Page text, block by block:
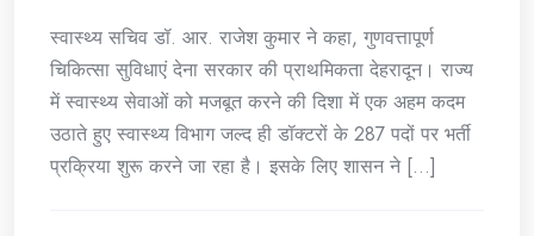
स्वास्थ्य सचिव डॉ. आर. राजेश कुमार ने कहा, गुणवत्तापूर्ण
चिकित्सा सुविधाएं देना सरकार की प्राथमिकता देहरादून। राज्य
में स्वास्थ्य सेवाओं को मजबूत करने की दिशा में एक अहम कदम
उठाते हुए स्वास्थ्य विभाग जल्द ही डॉक्टरों के 287 पदों पर भर्ती
प्रक्रिया शुरू करने जा रहा है। इसके लिए शासन ने [...]